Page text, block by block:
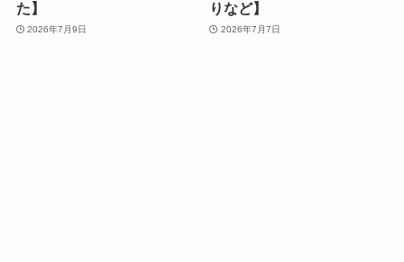
た】
2026年7月9日
りなど】
2026年7月7日